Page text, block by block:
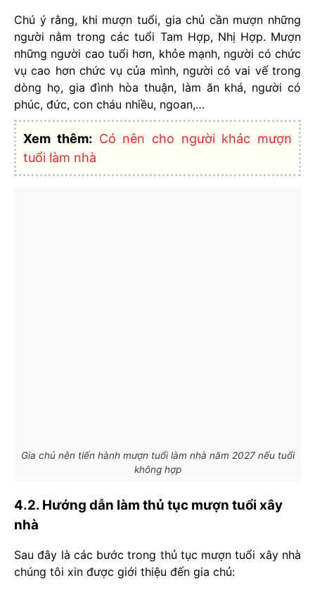
Chú ý rằng, khi mượn tuổi, gia chủ cần mượn những
người nằm trong các tuổi Tam Hợp, Nhị Hợp. Mượn
những người cao tuổi hơn, khỏe mạnh, người có chức
vụ cao hơn chức vụ của mình, người có vai vế trong
dòng họ, gia đình hòa thuận, làm ăn khá, người có
phúc, đức, con cháu nhiều, ngoan,…
Xem thêm: Có nên cho người khác mượn
tuổi làm nhà
Gia chủ nên tiến hành mượn tuổi làm nhà năm 2027 nếu tuổi
không hợp
4.2. Hướng dẫn làm thủ tục mượn tuổi xây
nhà
Sau đây là các bước trong thủ tục mượn tuổi xây nhà
chúng tôi xin được giới thiệu đến gia chủ: